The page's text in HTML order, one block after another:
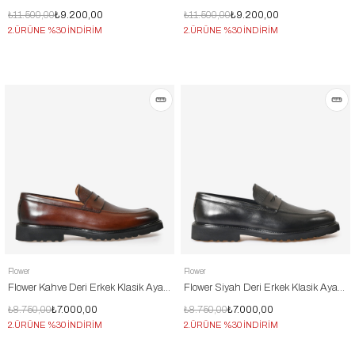
₺9.200,00
₺11.500,00
2.ÜRÜNE %30 İNDİRİM
₺9.200,00
₺11.500,00
2.ÜRÜNE %30 İNDİRİM
Flower
Flower Kahve Deri Erkek Klasik Ayakkabı
₺7.000,00
₺8.750,00
2.ÜRÜNE %30 İNDİRİM
Flower
Flower Siyah Deri Erkek Klasik Ayakkabı
₺7.000,00
₺8.750,00
2.ÜRÜNE %30 İNDİRİM